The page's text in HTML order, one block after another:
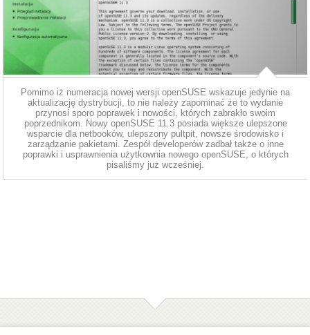
Pomimo iż numeracja nowej wersji openSUSE wskazuje jedynie na
aktualizację dystrybucji, to nie należy zapominać że to wydanie
przynosi sporo poprawek i nowości, których zabrakło swoim
poprzednikom. Nowy openSUSE 11.3 posiada większe ulepszone
wsparcie dla netbooków, ulepszony pultpit, nowsze środowisko i
zarządzanie pakietami. Zespół developerów zadbał także o inne
poprawki i usprawnienia użytkownia nowego openSUSE, o których
pisaliśmy już wcześniej.